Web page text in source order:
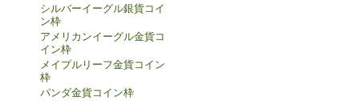
シルバーイーグル銀貨コイ
ン枠
アメリカンイーグル金貨コ
イン枠
メイプルリーフ金貨コイン
枠
パンダ金貨コイン枠